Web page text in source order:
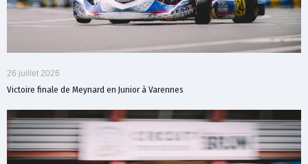
26 juillet 2026
Victoire finale de Meynard en Junior à Varennes